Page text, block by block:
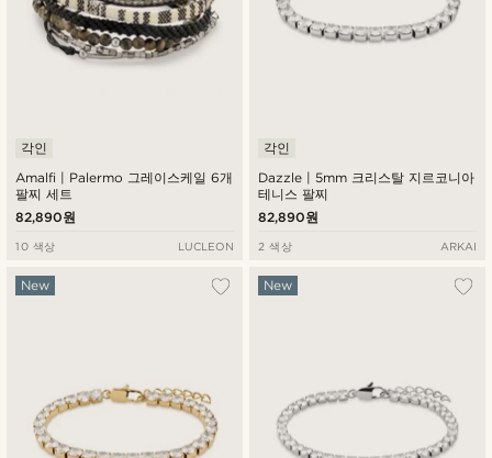
Amalfi | Palermo 그레이스케일 6개
팔찌 세트
각인
82,890원
10 색상 LUCLEON
Dazzle | 5mm 크리스탈 지르코니아
테니스 팔찌
각인
82,890원
2 색상 ARKAI
New New